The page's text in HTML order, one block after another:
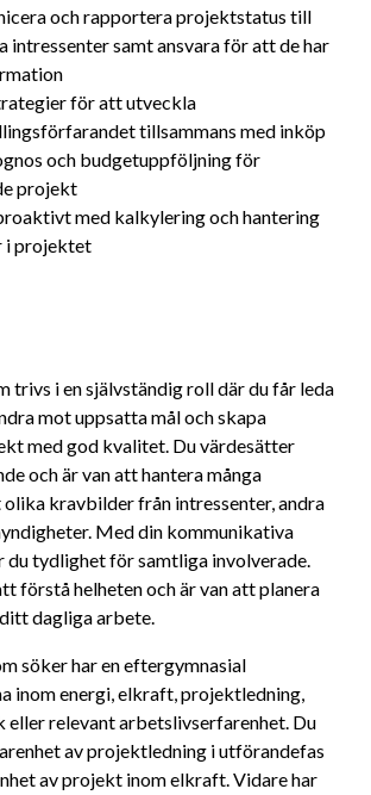
och rapportera projektstatus till
intressenter samt ansvara för att de har
för att utveckla
tillsammans med inköp
och budgetuppföljning för
projekt
med kalkylering och hantering
i projektet
trivs i en självständig roll där du får leda
mot uppsatta mål och skapa
med god kvalitet. Du värdesätter
och är van att hantera många
kravbilder från intressenter, andra
Med din kommunikativa
du tydlighet för samtliga involverade.
förstå helheten och är van att planera
dagliga arbete.
söker har en eftergymnasial
inom energi, elkraft, projektledning,
eller relevant arbetslivserfarenhet. Du
av projektledning i utförandefas
av projekt inom elkraft. Vidare har